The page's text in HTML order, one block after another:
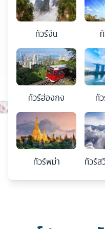
ทัวร์จีน
ทัวร์ฮ่องกง ทั
ทัวร์พม่า ทัวร์ส